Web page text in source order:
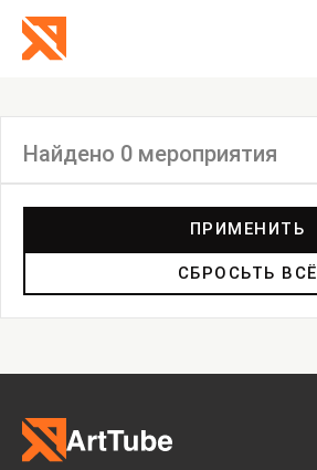
Найдено 0 мероприятия
Дискуссия
Пост-релиз
ПРИМЕНИТЬ
СБРОСЬТЬ ВСЁ